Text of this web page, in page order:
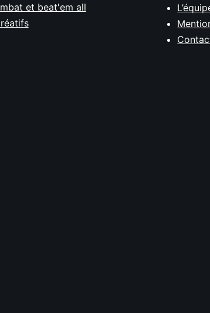
et beat'em all